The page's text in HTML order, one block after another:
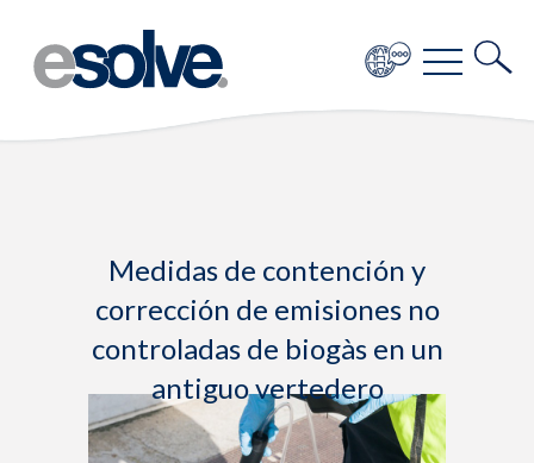
Medidas de contención y
corrección de emisiones no
controladas de biogàs en un
antiguo vertedero